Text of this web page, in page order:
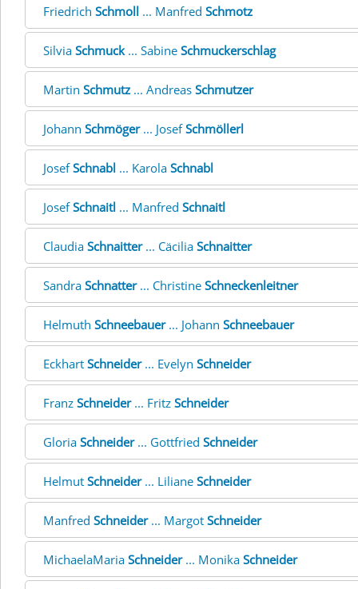
Friedrich Schmoll ... Manfred Schmotz
Silvia Schmuck... Sabine Schmuckerschlag
Martin Schmutz ... Andreas Schmutzer
Johann Schmöger... JosefSchmöllerl
JosefSchnabl ... Karola Schnabl
JosefSchnaitl ... Manfred Schnaitl
Claudia Schnaitter... Cäcilia Schnaitter
Sandra Schnatter... Christine Schneckenleitner
Helmuth Schneebauer... Johann Schneebauer
Eckhart Schneider... Evelyn Schneider
Franz Schneider... Fritz Schneider
Gloria Schneider... Gottfried Schneider
Helmut Schneider... Liliane Schneider
Manfred Schneider... Margot Schneider
MichaelaMaria Schneider... Monika Schneider